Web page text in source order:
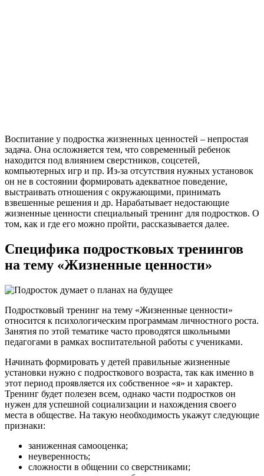
Воспитание у подростка жизненных ценностей – непростая
задача. Она осложняется тем, что современный ребенок
находится под влиянием сверстников, соцсетей,
компьютерных игр и пр. Из-за отсутствия нужных установок
он не в состоянии формировать адекватное поведение,
выстраивать отношения с окружающими, принимать
взвешенные решения и др. Нарабатывает недостающие
жизненные ценности специальный тренинг для подростков. О
том, как и где его можно пройти, рассказывается далее.
Специфика подростковых тренингов
на тему «Жизненные ценности»
Подростковый тренинг на тему «Жизненные ценности»
относится к психологическим программам личностного роста.
Занятия по этой тематике часто проводятся школьными
педагогами в рамках воспитательной работы с учениками.
Начинать формировать у детей правильные жизненные
установки нужно с подросткового возраста, так как именно в
этот период проявляется их собственное «я» и характер.
Тренинг будет полезен всем, однако части подростков он
нужен для успешной социализации и нахождения своего
места в обществе. На такую необходимость укажут следующие
признаки:
заниженная самооценка;
неуверенность;
сложности в общении со сверстниками;